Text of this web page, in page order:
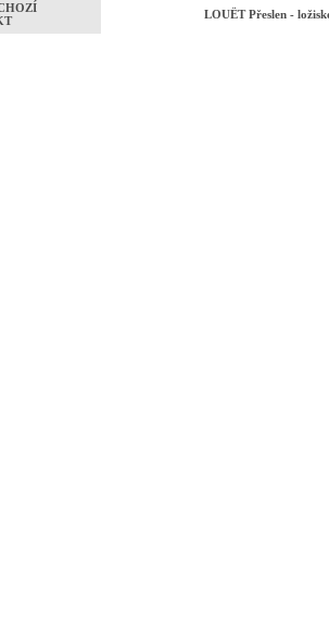
LOUËT Přeslen -